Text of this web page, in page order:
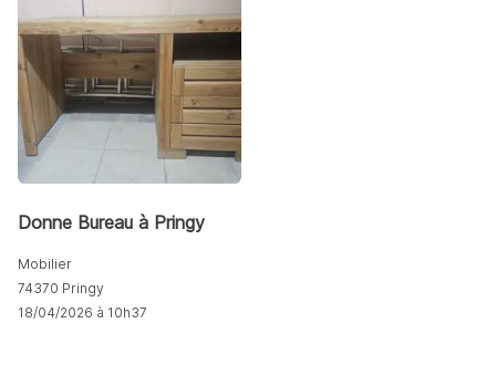
Donne Bureau à Pringy
Mobilier
74370 Pringy
18/04/2026 à 10h37